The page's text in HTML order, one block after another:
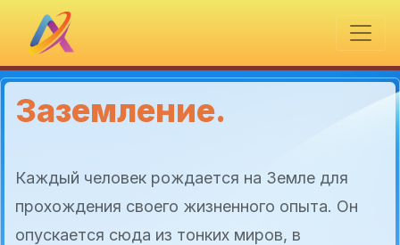
Заземление.
Каждый человек рождается на Земле для
прохождения своего жизненного опыта. Он
опускается сюда из тонких миров, в